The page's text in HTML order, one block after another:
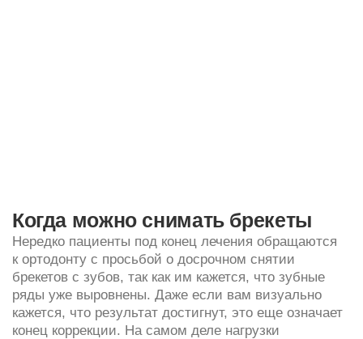
периодонт. Зубы перемещаются очень медленно
и плавно. Ткани в периапикальной (прикорневой)
области должны полностью перестроиться под
новую позицию зубов — это занимает
определенное время. Происходят изменения,
незаметные глазу, но очень важные для успешного
лечения. Поэтому решение о снятии брекет-
системы наш ортодонт принимает только после
рентгенологического обследования.